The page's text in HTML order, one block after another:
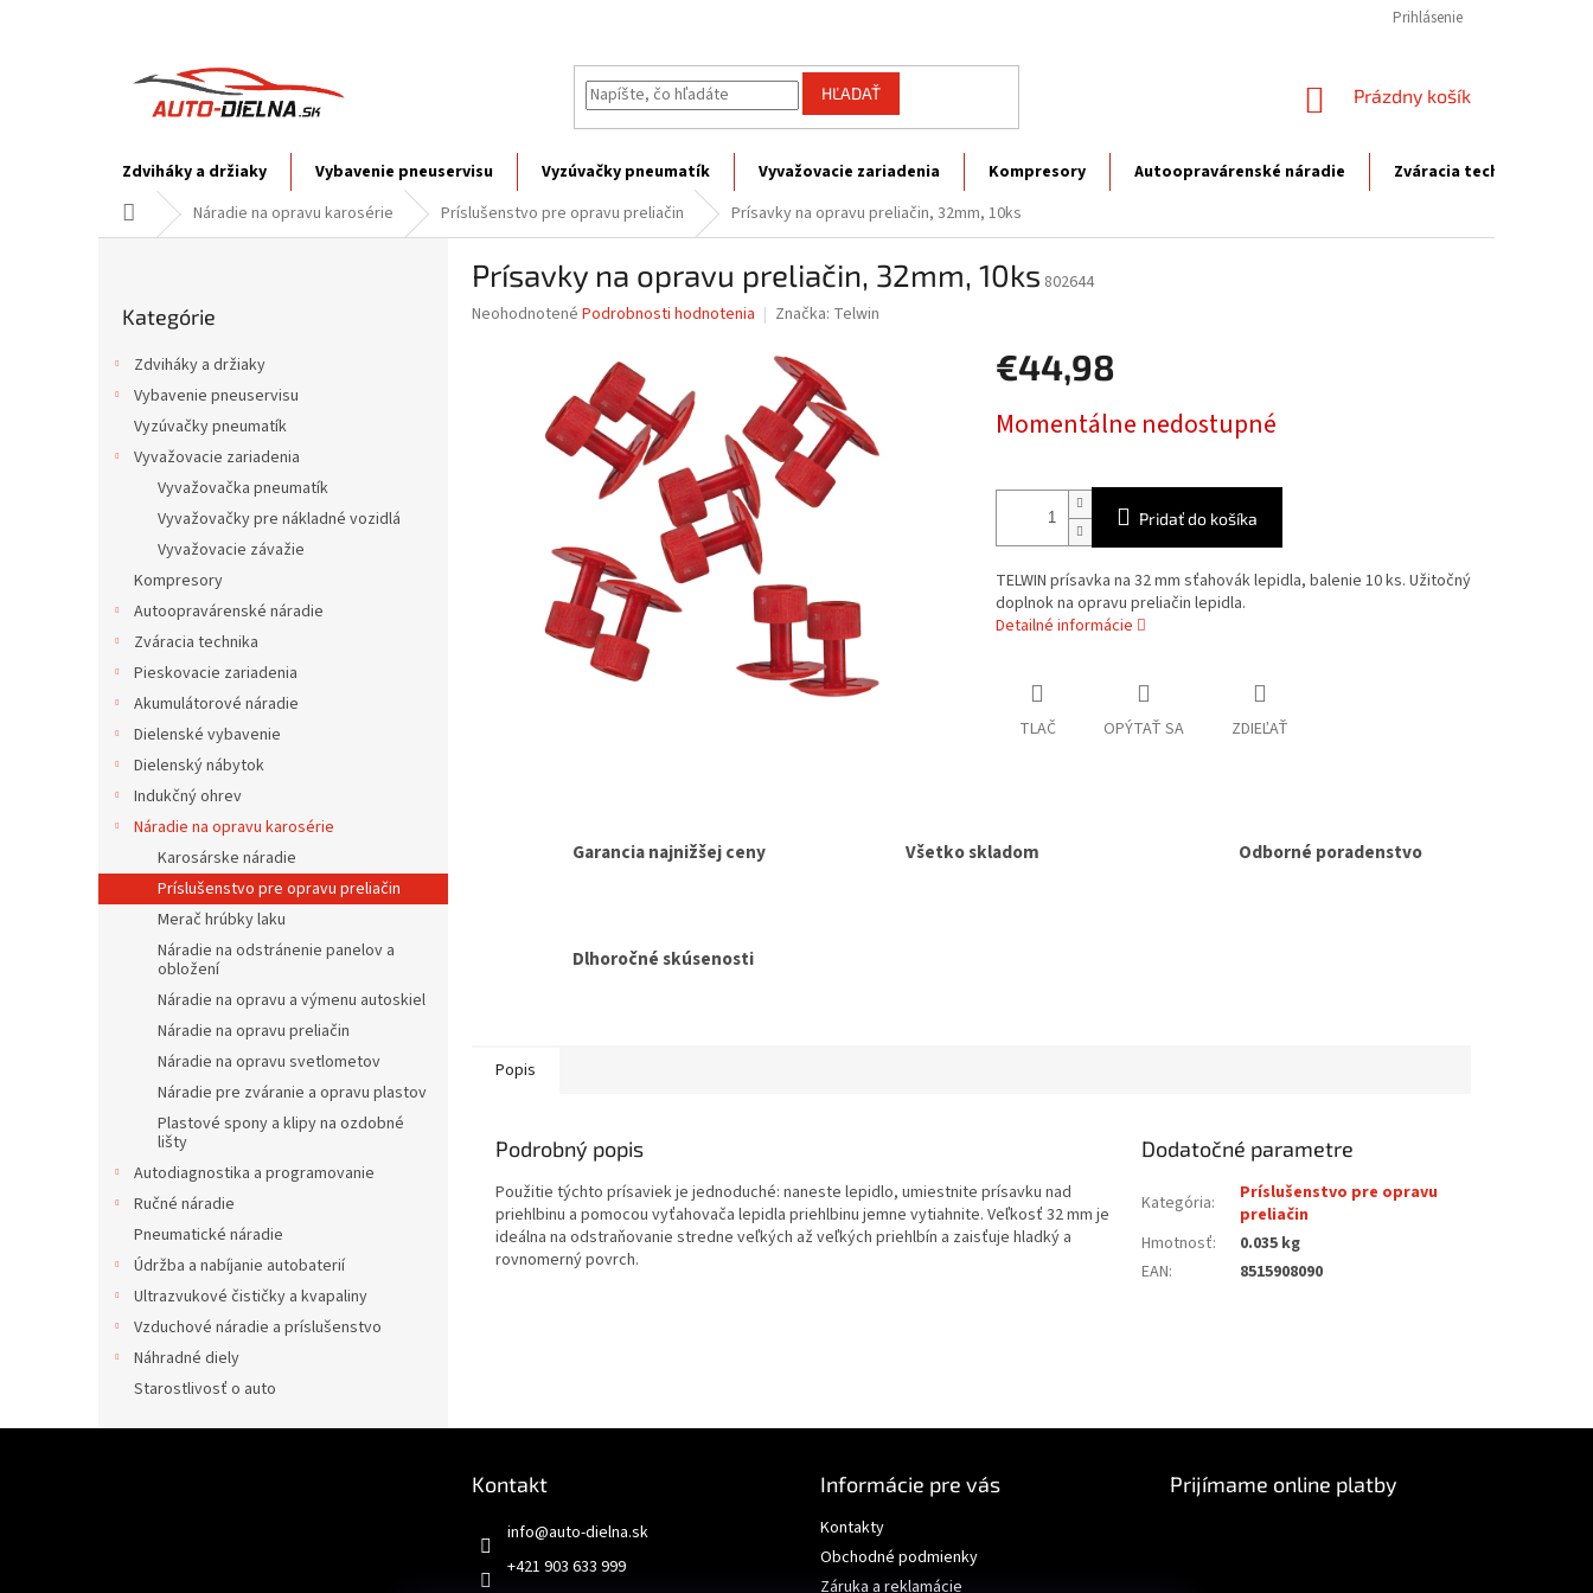
Prihlásenie
HĽADAŤ
NÁKUPNÝ
Prázdny košík
Zdviháky a držiaky Vybavenie pneuservisu Vyzúvačky pneumatík Vyvažovacie zariadenia Kompresory Autoopravárenské náradie Zváracia technika
DomovNáradie na opravu karosérie Príslušenstvo pre opravu preliačin Prísavky na opravu preliačin, 32mm, 10ks
kategórie
Kategórie
Zdviháky a držiaky
Vybavenie pneuservisu
Vyzúvačky pneumatík
Vyvažovacie zariadenia
Vyvažovačka pneumatík
Vyvažovačky pre nákladné vozidlá
Vyvažovacie závažie
Kompresory
Autoopravárenské náradie
Zváracia technika
Pieskovacie zariadenia
Akumulátorové náradie
Dielenské vybavenie
Dielenský nábytok
Indukčný ohrev
Náradie na opravu karosérie
Karosárske náradie
Príslušenstvo pre opravu preliačin
Merač hrúbky laku
Náradie na odstránenie panelov a
obložení
Náradie na opravu a výmenu autoskiel
Náradie na opravu preliačin
Náradie na opravu svetlometov
Náradie pre zváranie a opravu plastov
Plastové spony a klipy na ozdobné
lišty
Autodiagnostika a programovanie
Ručné náradie
Pneumatické náradie
Údržba a nabíjanie autobaterií
Ultrazvukové čističky a kvapaliny
Vzduchové náradie a príslušenstvo
Náhradné diely
Starostlivosť o auto
Prísavky na opravu preliačin, 32mm, 10ks 802644
Priemerné
Neohodnotené Podrobnosti hodnotenia Značka: Telwin
€44,98
cena:
Momentálne nedostupné
Pridať do košíka
TELWIN prísavka na 32 mm sťahovák lepidla, balenie 10 ks. Užitočný
doplnok na opravu preliačin lepidla.
Detailné informácie
TLAČ OPÝTAŤ SA ZDIEĽAŤ
Garancia najnižšej ceny Všetko skladom Odborné poradenstvo
Dlhoročné skúsenosti
Popis
Podrobný popis
Použitie týchto prísaviek je jednoduché: naneste lepidlo, umiestnite prísavku nad
priehlbinu a pomocou vyťahovača lepidla priehlbinu jemne vytiahnite. Veľkosť 32 mm je
ideálna na odstraňovanie stredne veľkých až veľkých priehlbín a zaisťuje hladký a
rovnomerný povrch.
Dodatočné parametre
Kategória:
Príslušenstvo pre opravu
preliačin
Hmotnosť:
0.035 kg
EAN: 8515908090
Kontakt
info@auto-dielna.sk
+421 903 633 999
Informácie pre vás
Kontakty
Obchodné podmienky
Záruka a reklamácie
Prijímame online platby